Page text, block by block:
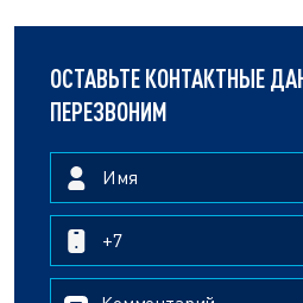
ОСТАВЬТЕ КОНТАКТНЫЕ
ПЕРЕЗВОНИМ